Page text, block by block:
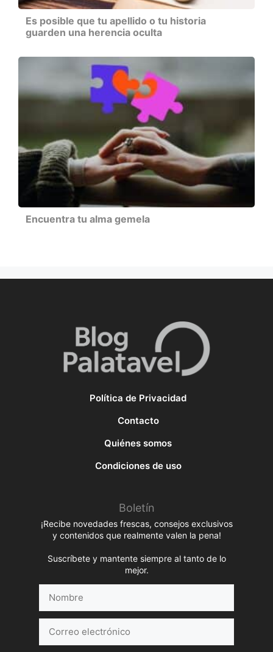
Es posible que tu apellido o tu historia
guarden una herencia oculta
Encuentra tu alma gemela
Política de Privacidad
Contacto
Quiénes somos
Condiciones de uso
Boletín
¡Recibe novedades frescas, consejos exclusivos
y contenidos que realmente valen la pena!
Suscríbete y mantente siempre al tanto de lo
mejor.
electrónico